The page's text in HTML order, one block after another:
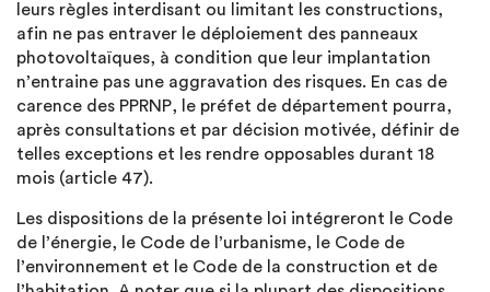
leurs règles interdisant ou limitant les constructions,
afin ne pas entraver le déploiement des panneaux
photovoltaïques, à condition que leur implantation
n’entraine pas une aggravation des risques. En cas de
carence des PPRNP, le préfet de département pourra,
après consultations et par décision motivée, définir de
telles exceptions et les rendre opposables durant 18
mois (article 47).
Les dispositions de la présente loi intégreront le Code
de l’énergie, le Code de l’urbanisme, le Code de
l’environnement et le Code de la construction et de